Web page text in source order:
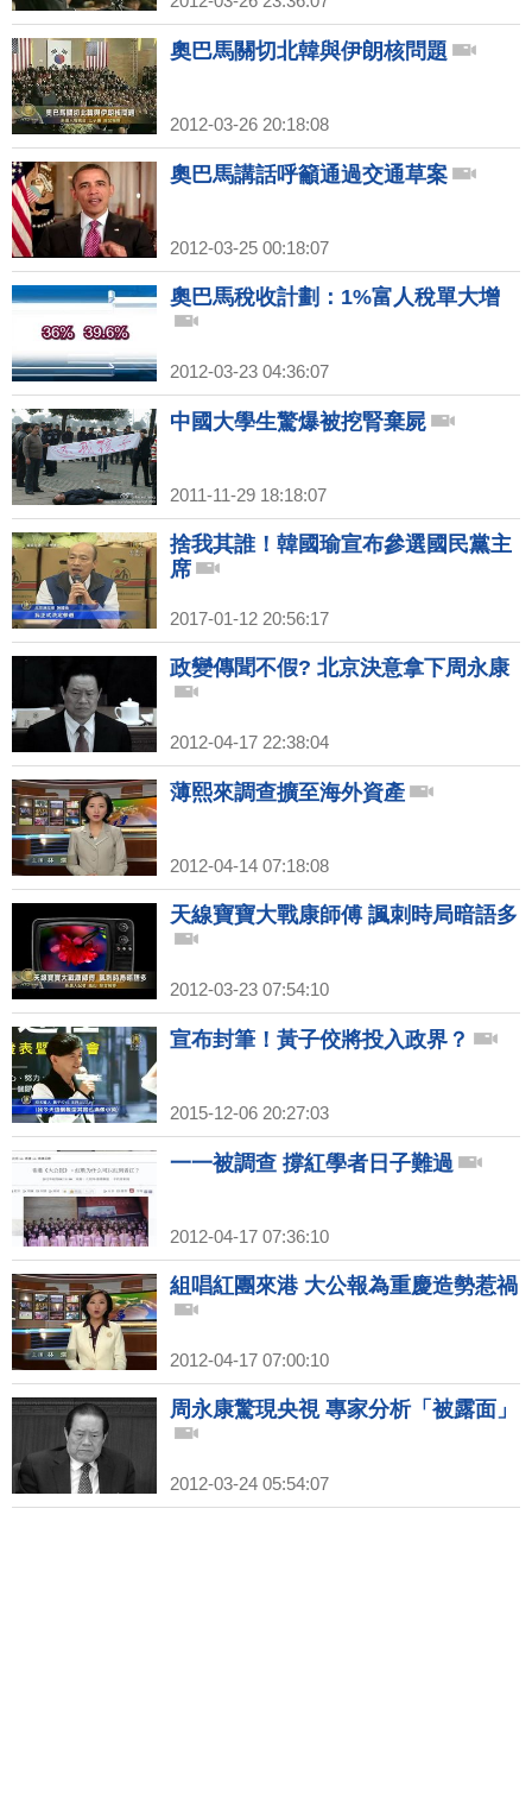
奧巴馬關切北韓與伊朗核問題
2012-03-26 20:18:08
奧巴馬講話呼籲通過交通草案
2012-03-25 00:18:07
奧巴馬稅收計劃：1%富人稅單大增
2012-03-23 04:36:07
中國大學生驚爆被挖腎棄屍
2011-11-29 18:18:07
捨我其誰！韓國瑜宣布參選國民黨主
席
2017-01-12 20:56:17
政變傳聞不假? 北京決意拿下周永康
2012-04-17 22:38:04
薄熙來調查擴至海外資產
2012-04-14 07:18:08
天線寶寶大戰康師傅 諷刺時局暗語多
2012-03-23 07:54:10
宣布封筆！黃子佼將投入政界？
2015-12-06 20:27:03
一一被調查 撐紅學者日子難過
2012-04-17 07:36:10
組唱紅團來港 大公報為重慶造勢惹禍
2012-04-17 07:00:10
周永康驚現央視 專家分析「被露面」
2012-03-24 05:54:07